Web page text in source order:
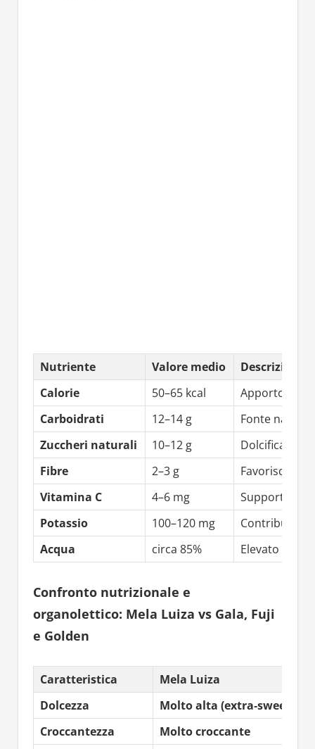
Nutriente Valore medio
Descrizione
Calorie
50–65 kcal
Apporto
Carboidrati
12–14 g
Fonte
Zuccheri naturali
10–12 g
Dolcificanti
Fibre
2–3 g
Favoriscono
Vitamina C
4–6 mg
Supporta il
Potassio
100–120 mg
Contribuisce
Acqua
circa 85% Elevato
Confronto nutrizionale e
organolettico: Mela Luiza vs Gala, Fuji
e Golden
Caratteristica
Mela Luiza
Dolcezza
Molto alta (extra‑sweet)
Croccantezza
Molto croccante